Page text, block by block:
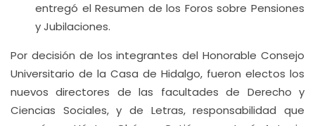
entregó el Resumen de los Foros sobre Pensiones
y Jubilaciones.
Por decisión de los integrantes del Honorable Consejo
Universitario de la Casa de Hidalgo, fueron electos los
nuevos directores de las facultades de Derecho y
Ciencias Sociales, y de Letras, responsabilidad que